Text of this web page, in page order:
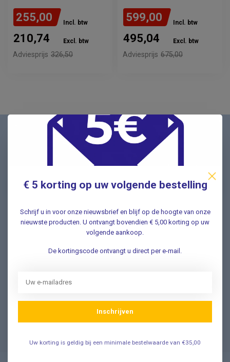
255,00 Incl. btw
210,74 Excl. btw
Adviesprijs 326,50
599,00 Incl. btw
495,04 Excl. btw
Adviesprijs 675,00
Vragen? Wij helpen graag!
contact met onze klantenservice ✔ Altijd hulp bij uw
Veelgestelde Vragen
Nieuwsbrief
Schrijf u in voor onze nieuwsbrief en ontvang als eerste
nieuwe aanbiedingen Meld u nu aan ➡️
€ 5 korting op uw volgende bestelling
Schrijf u in voor onze nieuwsbrief en blijf op de hoogte van onze
nieuwste producten. U ontvangt bovendien € 5,00 korting op uw
volgende aankoop.
De kortingscode ontvangt u direct per e-mail.
Inschrijven
Uw korting is geldig bij een minimale bestelwaarde van €35,00